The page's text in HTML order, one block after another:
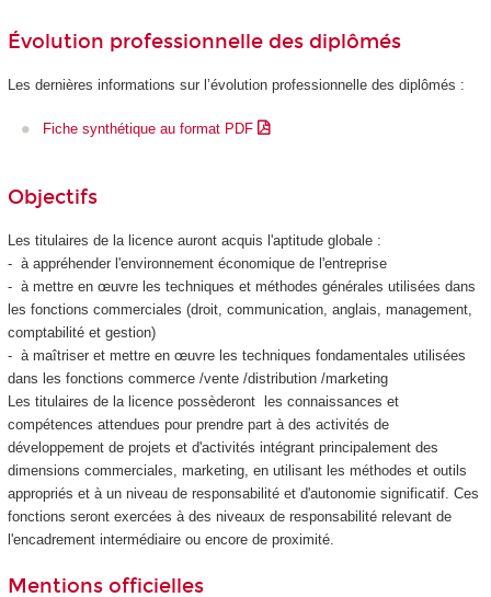
Évolution professionnelle des diplômés
Les dernières informations sur l’évolution professionnelle des diplômés :
Fiche synthétique au format PDF
Objectifs
Les titulaires de la licence auront acquis l'aptitude globale :
- à appréhender l'environnement économique de l'entreprise
- à mettre en œuvre les techniques et méthodes générales utilisées dans
les fonctions commerciales (droit, communication, anglais, management,
comptabilité et gestion)
- à maîtriser et mettre en œuvre les techniques fondamentales utilisées
dans les fonctions commerce /vente /distribution /marketing
Les titulaires de la licence possèderont les connaissances et
compétences attendues pour prendre part à des activités de
développement de projets et d'activités intégrant principalement des
dimensions commerciales, marketing, en utilisant les méthodes et outils
appropriés et à un niveau de responsabilité et d'autonomie significatif. Ces
fonctions seront exercées à des niveaux de responsabilité relevant de
l'encadrement intermédiaire ou encore de proximité.
Mentions officielles